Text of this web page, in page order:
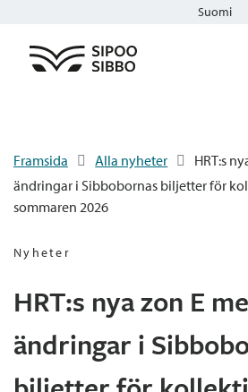
Suomi
Framsida Alla nyheter
HRT:s
ändringar i Sibbobornas biljetter för
sommaren 2026
Nyheter
HRT:s nya zon E
ändringar i